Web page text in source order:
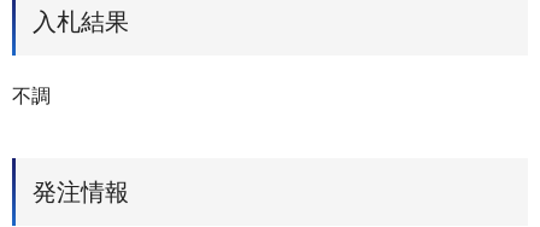
入札結果
不調
発注情報